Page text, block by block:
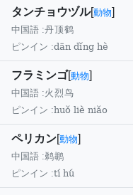
タンチョウヅル[動物]
中国語 :丹顶鹤
ピンイン :dān dǐng hè
フラミンゴ[動物]
中国語 :火烈鸟
ピンイン :huǒ liè niǎo
ペリカン[動物]
中国語 :鹈鹕
ピンイン :tí hú